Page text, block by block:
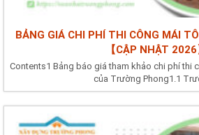
BẢNG GIÁ CHI PHÍ THI CÔNG MÁI
【CẬP NHẬT 2026
Contents1 Bảng báo giá tham khảo chi phí thi
của Trường Phong1.1